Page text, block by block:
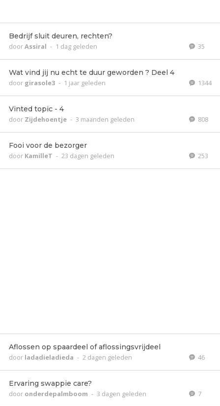
Bedrijf sluit deuren, rechten?
doorAssiral - 1 dag geleden 35
Wat vind jij nu echt te duur geworden ? Deel 4
door girasole3 - 1 jaar geleden 1344
Vinted topic - 4
door Zijdehoentje - 3 maanden geleden 808
Fooi voor de bezorger
door KamilleT - 23 dagen geleden 253
Aflossen op spaardeel of aflossingsvrijdeel
door ladadieladieda - 2 dagen geleden 46
Ervaring swappie care?
door onderdepalmboom - 3 dagen geleden 7